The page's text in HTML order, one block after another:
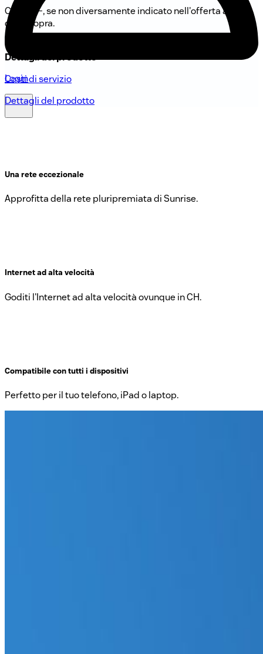
Login
CHF 59.–, se non diversamente indicato nell'offerta attuale
di cui sopra.
Dettagli del prodotto
Costi di servizio
Dettagli del prodotto
Una rete eccezionale
Approfitta della rete pluripremiata di Sunrise.
Internet ad alta velocità
Goditi l'Internet ad alta velocità ovunque in CH.
Compatibile con tutti i dispositivi
Perfetto per il tuo telefono, iPad o laptop.